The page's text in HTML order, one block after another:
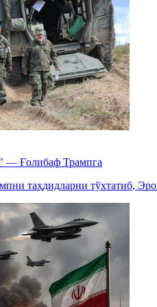
— Ғолибаф Трампга
таҳдидларни тўхтатиб,